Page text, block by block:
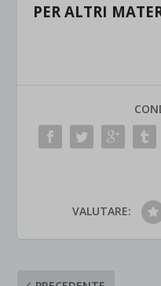
PER ALTRI
VALUTARE: